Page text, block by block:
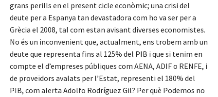
grans perills en el present cicle econòmic; una crisi del
deute per a Espanya tan devastadora com ho va ser per a
Grècia el 2008, tal com estan avisant diverses economistes.
No és un inconvenient que, actualment, ens trobem amb un
deute que representa fins al 125% del PIB i que si tenim en
compte el d’empreses públiques com AENA, ADIF o RENFE, i
de proveïdors avalats per l’Estat, representi el 180% del
PIB, com alerta Adolfo Rodríguez Gil? Per què Podemos no